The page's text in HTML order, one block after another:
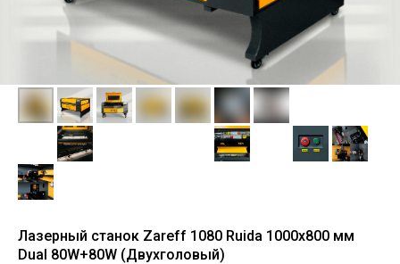
Лазерный станок Zareff 1080 Ruida 1000х800 мм
Dual 80W+80W (Двухголовый)